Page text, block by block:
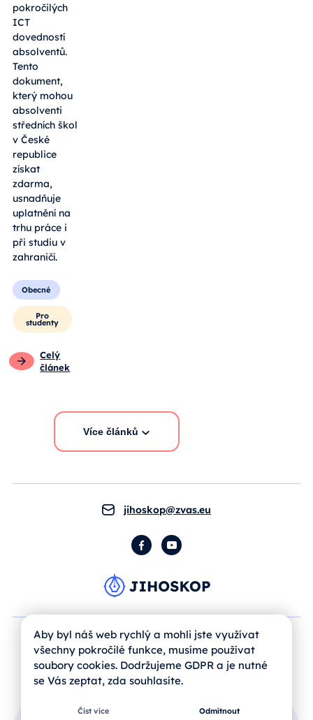
pokročilých
ICT
dovedností
absolventů.
Tento
dokument,
který mohou
absolventi
středních škol
v České
republice
získat
zdarma,
usnadňuje
uplatnění na
trhu práce i
při studiu v
zahraničí.
Obecné
Pro
studenty
Celý
článek
Více článků
jihoskop@zvas.eu
FacebookYouTube
Přihlášení uživatele
Aby byl náš web rychlý a mohli jste využívat
všechny pokročilé funkce, musíme používat
soubory cookies. Dodržujeme GDPR a je nutné
se Vás zeptat, zda souhlasíte.
Číst více Odmítnout